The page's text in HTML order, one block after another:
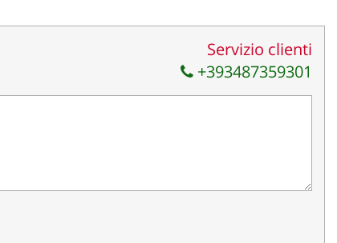
Servizio clienti
+393487359301